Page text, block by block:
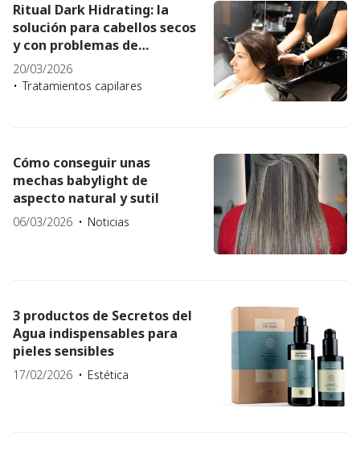
Ritual Dark Hidrating: la
solución para cabellos secos
y con problemas de
psoriasis y caspa
20/03/2026
Tratamientos capilares
Cómo conseguir unas
mechas babylight de
aspecto natural y sutil
06/03/2026 Noticias
3 productos de Secretos del
Agua indispensables para
pieles sensibles
17/02/2026 Estética